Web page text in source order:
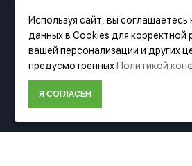
РАБОТАТЬ ПО
АДРЕСУ.
ИНФОРМАЦИЯ О
ИНФОРМАЦИЯ
О компании Festool
Доставка
Используя сайт, вы соглашаетесь
данных в Cookies для корректной
вашей персонализации и других
предусмотренных Политикой
Я СОГЛАСЕН